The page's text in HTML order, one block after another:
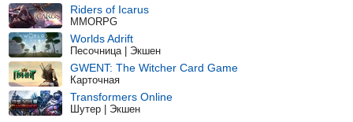
Riders of Icarus
MMORPG
Worlds Adrift
Песочница | Экшен
GWENT: The Witcher Card Game
Карточная
Transformers Online
Шутер | Экшен